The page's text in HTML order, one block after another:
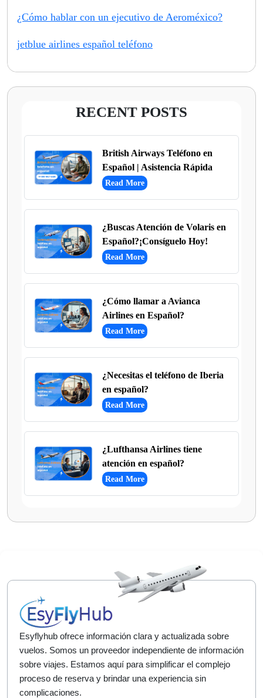
¿Cómo hablar con un ejecutivo de Aeroméxico?
jetblue airlines español teléfono
RECENT POSTS
British Airways Teléfono en
Español | Asistencia Rápida
Read More
¿Buscas Atención de Volaris en
Español?¡Consíguelo Hoy!
Read More
¿Cómo llamar a Avianca
Airlines en Español?
Read More
¿Necesitas el teléfono de Iberia
en español?
Read More
¿Lufthansa Airlines tiene
atención en español?
Read More
Esyflyhub ofrece información clara y actualizada sobre
vuelos. Somos un proveedor independiente de información
sobre viajes. Estamos aquí para simplificar el complejo
proceso de reserva y brindar una experiencia sin
complicaciones.